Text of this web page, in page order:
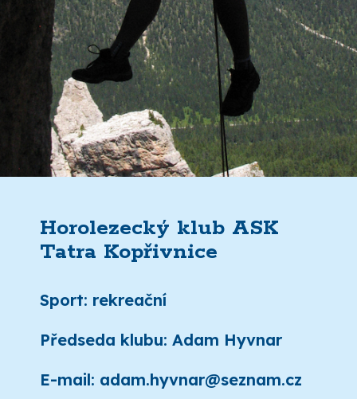
Horolezecký klub ASK
Tatra Kopřivnice
Sport: rekreační
Předseda klubu: Adam Hyvnar
E-mail: adam.hyvnar@seznam.cz